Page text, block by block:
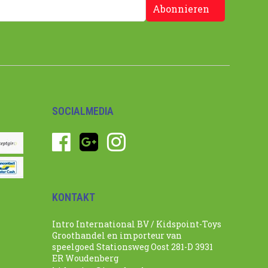
Abonnieren
SOCIALMEDIA
KONTAKT
Intro International BV / Kidspoint-Toys
Groothandel en importeur van
speelgoed Stationsweg Oost 281-D 3931
ER Woudenberg